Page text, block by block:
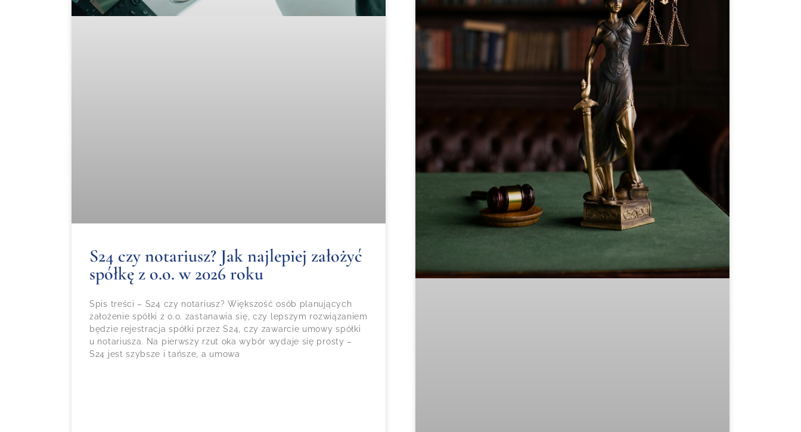
S24 czy notariusz? Jak najlepiej założyć
spółkę z o.o. w 2026 roku
Spis treści – S24 czy notariusz? Większość osób planujących
założenie spółki z o.o. zastanawia się, czy lepszym rozwiązaniem
będzie rejestracja spółki przez S24, czy zawarcie umowy spółki
u notariusza. Na pierwszy rzut oka wybór wydaje się prosty –
S24 jest szybsze i tańsze, a umowa